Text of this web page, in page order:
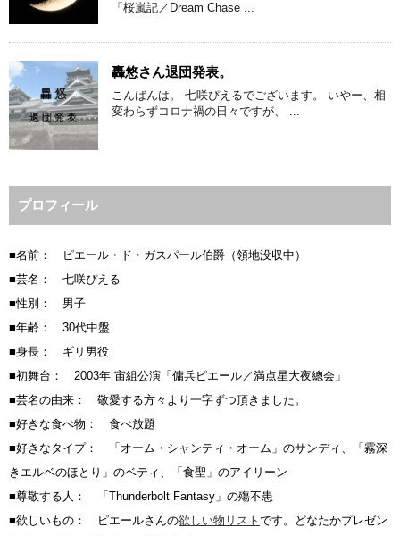
「桜嵐記／Dream Chase ...
轟悠さん退団発表。
こんばんは。 七咲ぴえるでございます。 いやー、相
変わらずコロナ禍の日々ですが、 ...
プロフィール
■名前： ピエール・ド・ガスパール伯爵（領地没収中）
■芸名： 七咲ぴえる
■性別： 男子
■年齢： 30代中盤
■身長： ギリ男役
■初舞台： 2003年 宙組公演「傭兵ピエール／満点星大夜總会」
■芸名の由来： 敬愛する方々より一字ずつ頂きました。
■好きな食べ物： 食べ放題
■好きなタイプ： 「オーム・シャンティ・オーム」のサンディ、「霧深
きエルベのほとり」のベティ、「食聖」のアイリーン
■尊敬する人： 「Thunderbolt Fantasy」の殤不患
■欲しいもの： ピエールさんの欲しい物リスト です。どなたかプレゼン